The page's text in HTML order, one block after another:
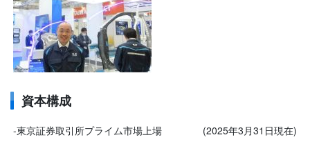
資本構成
-東京証券取引所プライム市場上場
(2025年3月31日現在)